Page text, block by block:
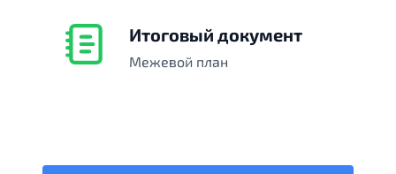
Итоговый документ
Межевой план